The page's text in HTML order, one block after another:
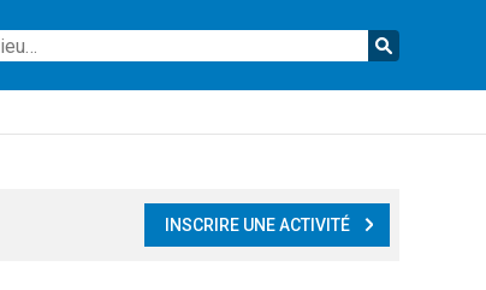
INSCRIRE UNE ACTIVITÉ